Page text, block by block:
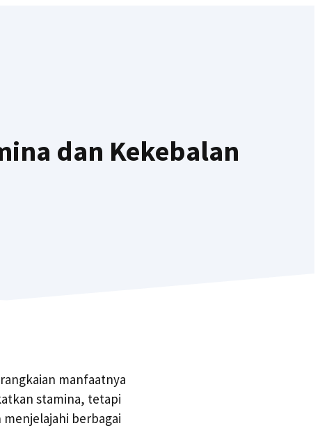
dan Kekebalan
manfaatnya
stamina, tetapi
berbagai